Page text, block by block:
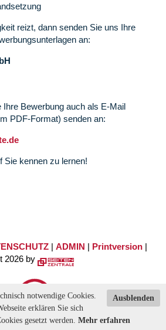
reizt, dann senden Sie uns Ihre
an:
Ihre Bewerbung auch als E-Mail
PDF-Format) senden an:
Sie kennen zu lernen!
| ADMIN | Printversion|
2026 by
Ausblenden
notwendige Cookies.
erklären Sie sich
gesetzt werden. Mehr erfahren